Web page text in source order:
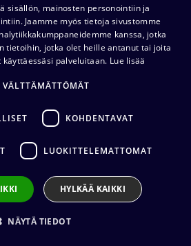
Strip XO TRUE1
OUT
FINNISH
ENGLISH
sisällön, mainosten personointiin ja
Jaamme myös tietoja sivustomme
kanssa, jotka
tietoihin, jotka olet heille antanut tai joita
palveluitaan. Lue lisää
KOHDENTAVAT
LUOKITTELEMATTOMAT
HYLKÄÄ KAIKKI
NÄYTÄ TIEDOT